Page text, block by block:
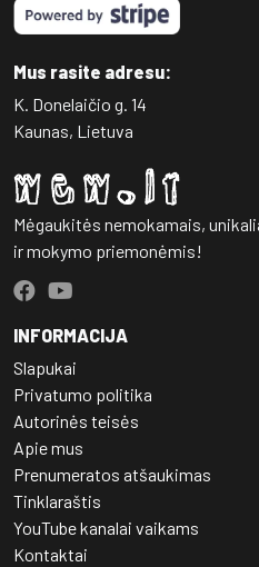
Mus rasite adresu:
K. Donelaičio g. 14
Kaunas, Lietuva
Mėgaukitės nemokamais,
ir mokymo priemonėmis!
INFORMACIJA
Slapukai
Privatumo politika
Autorinės teisės
Apie mus
Prenumeratos atšaukimas
Tinklaraštis
YouTube kanalai vaikams
Kontaktai